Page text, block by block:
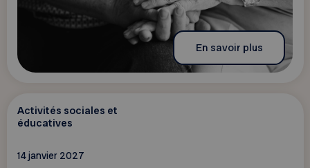
En savoir plus
Activités sociales et
éducatives
14 janvier 2027